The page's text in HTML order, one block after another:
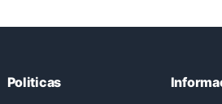
Politicas